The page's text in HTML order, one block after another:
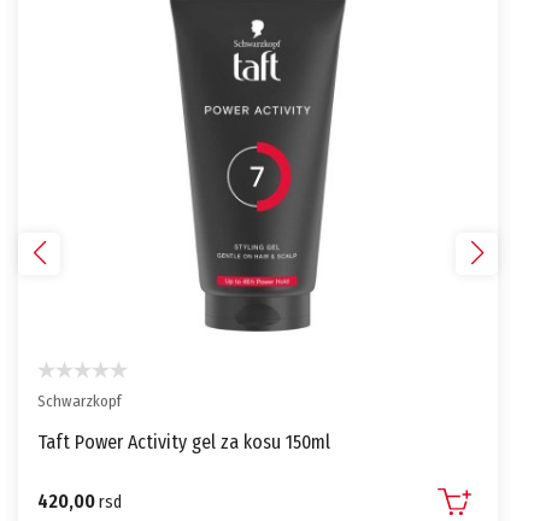
Schwarzkopf
Taft Power Activity gel za kosu 150ml
420,00rsd